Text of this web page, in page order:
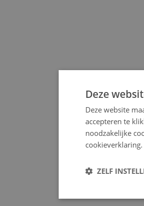
Deze
Deze website
accepteren te
noodzakelijke
cookieverklaring.
ZELF